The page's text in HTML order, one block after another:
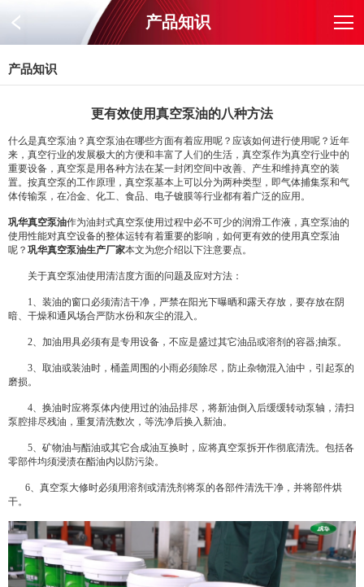
产品知识
产品知识
更有效使用真空泵油的八种方法
什么是真空泵油？真空泵油在哪些方面有着应用呢？应该如何进行使用呢？近年
来，真空行业的发展极大的方便和丰富了人们的生活，真空泵作为真空行业中的
重要设备，真空泵是用各种方法在某一封闭空间中改善、产生和维持真空的装
置。按真空泵的工作原理，真空泵基本上可以分为两种类型，即气体捕集泵和气
体传输泵，在冶金、化工、食品、电子镀膜等行业都有着广泛的应用。
巩华真空泵油作为油封式真空泵使用过程中必不可少的润滑工作液，真空泵油的
使用性能对真空设备的整体运转有着重要的影响，如何更有效的使用真空泵油
呢？ 巩华真空泵油生产厂家本文为您介绍以下注意要点。
关于真空泵油使用清洁度方面的问题及应对方法：
1、装油的窗口必须清洁干净，严禁在阳光下曝晒和露天存放，要存放在阴
暗、干燥和通风场合严防水份和灰尘的混入。
2、加油用具必须有是专用设备，不应是盛过其它油品或溶剂的容器;抽泵。
3、取油或装油时，桶盖周围的小雨必须除尽，防止杂物混入油中，引起泵的
磨损。
4、换油时应将泵体内使用过的油品排尽，将新油倒入后缓缓转动泵轴，清扫
泵腔排尽残油，重复清洗数次，等洗净后换入新油。
5、矿物油与酯油或其它合成油互换时，应将真空泵拆开作彻底清洗。包括各
零部件均须浸渍在酯油内以防污染。
6、真空泵大修时必须用溶剂或清洗剂将泵的各部件清洗干净，并将部件烘
干。